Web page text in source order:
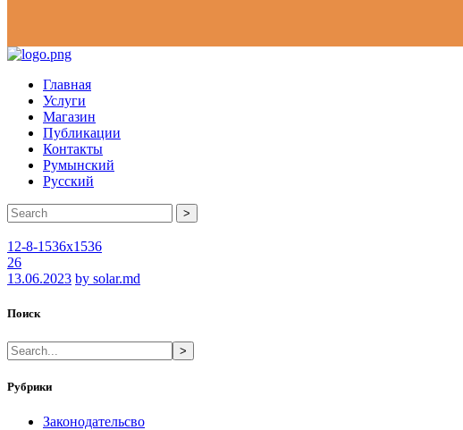
Главная
Услуги
Магазин
Публикации
Контакты
Румынский
Русский
>
12-8-1536x1536
26
13.06.2023 by solar.md
Поиск
>
Рубрики
Законодательсво